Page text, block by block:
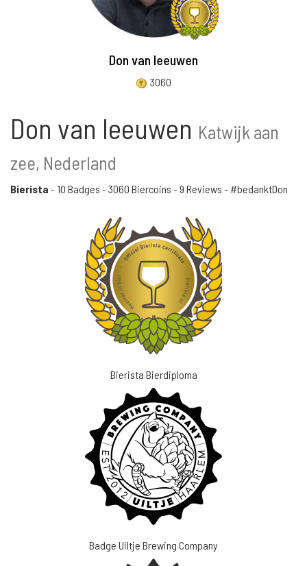
Don van leeuwen
3060
Don van leeuwen Katwijk aan
zee, Nederland
Bierista - 10 Badges - 3060 Biercoins - 9 Reviews - #bedanktDon
Bierista Bierdiploma
Badge Uiltje Brewing Company